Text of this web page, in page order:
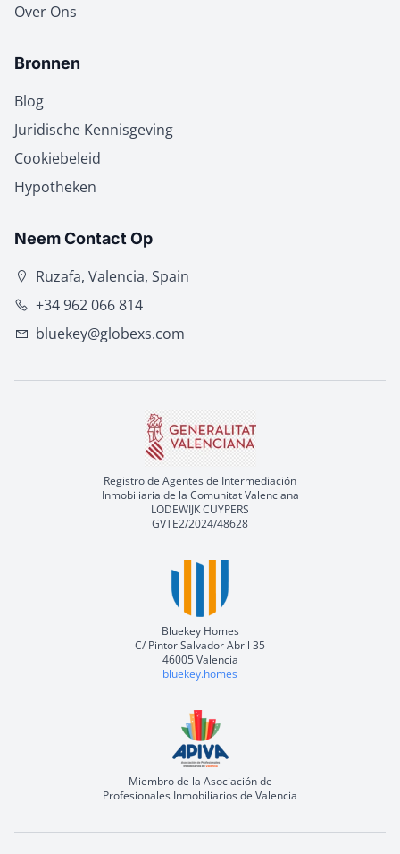
Over Ons
Bronnen
Blog
Juridische Kennisgeving
Cookiebeleid
Hypotheken
Neem Contact Op
Ruzafa, Valencia, Spain
+34 962 066 814
bluekey@globexs.com
Registro de Agentes de Intermediación
Inmobiliaria de la Comunitat Valenciana
LODEWIJK CUYPERS
GVTE2/2024/48628
Bluekey Homes
C/ Pintor Salvador Abril 35
46005 Valencia
bluekey.homes
Miembro de la Asociación de
Profesionales Inmobiliarios de Valencia